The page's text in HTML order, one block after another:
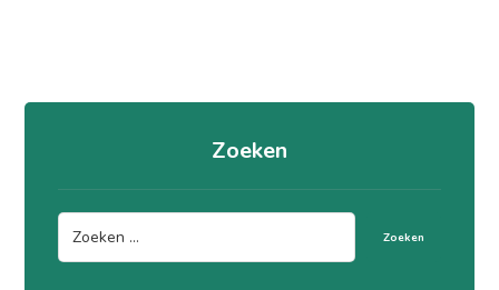
Zoeken
Zoeken